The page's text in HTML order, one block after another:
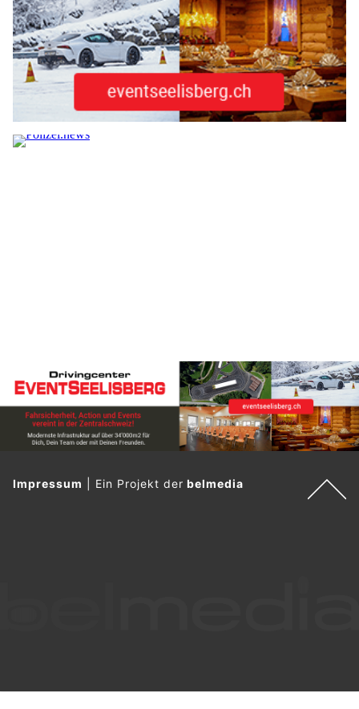
Impressum Ein Projekt derbelmedia